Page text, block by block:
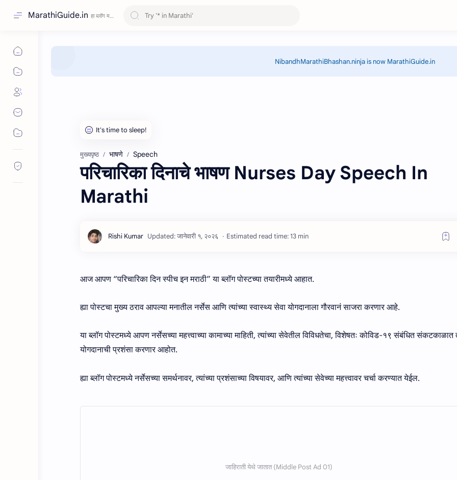
MarathiGuide.in
NibandhMarathiBhashan.ninja is now MarathiGuide.in
मुख्यपृष्ठ भाषणे Speech
परिचारिका दिनाचे भाषण Nurses Day Speech In
Marathi
Estimated read time: 13 min
आज आपण “परिचारिका दिन स्पीच इन मराठी” या ब्लॉग पोस्टच्या तयारीमध्ये आहात.
ह्या पोस्टचा मुख्य ठराव आपल्या मनातील नर्सेस आणि त्यांच्या स्वास्थ्य सेवा योगदानाला गौरवानं साजरा करणार आहे.
या ब्लॉग पोस्टमध्ये आपण नर्सेसच्या महत्त्वाच्या कामाच्या माहिती, त्यांच्या सेवेतील विविधतेचा, विशेषतः कोविड-१९ संबंधित संकटकाळात
योगदानाची प्रशंसा करणार आहोत.
ह्या ब्लॉग पोस्टमध्ये नर्सेसच्या समर्थनावर, त्यांच्या प्रशंसाच्या विषयावर, आणि त्यांच्या सेवेच्या महत्त्वावर चर्चा करण्यात येईल.